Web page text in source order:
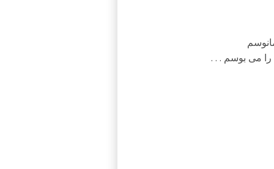
می بوسم . . .